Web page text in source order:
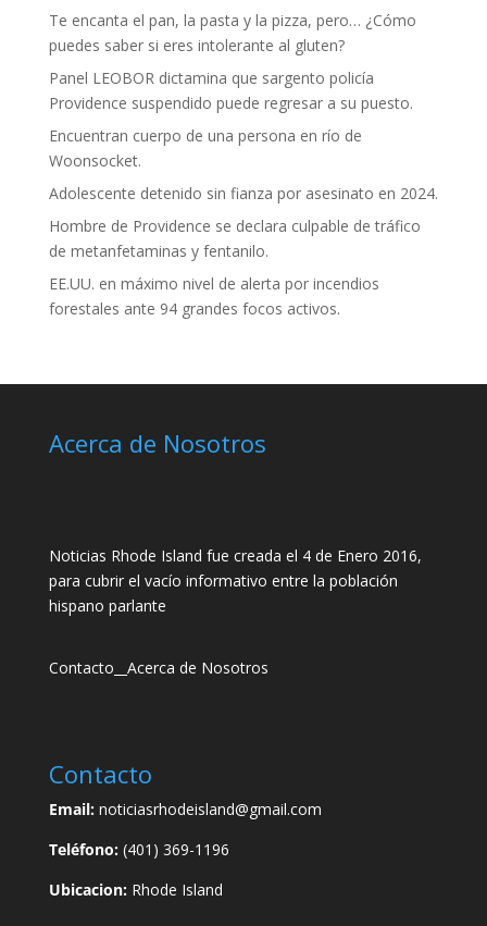
Te encanta el pan, la pasta y la pizza, pero… ¿Cómo
puedes saber si eres intolerante al gluten?
Panel LEOBOR dictamina que sargento policía
Providence suspendido puede regresar a su puesto.
Encuentran cuerpo de una persona en río de
Woonsocket.
Adolescente detenido sin fianza por asesinato en 2024.
Hombre de Providence se declara culpable de tráfico
de metanfetaminas y fentanilo.
EE.UU. en máximo nivel de alerta por incendios
forestales ante 94 grandes focos activos.
Acerca de Nosotros
Noticias Rhode Island fue creada el 4 de Enero 2016,
para cubrir el vacío informativo entre la población
hispano parlante
Contacto Acerca de Nosotros
Contacto
Email:noticiasrhodeisland@gmail.com
Teléfono:(401) 369-1196
Ubicacion:Rhode Island